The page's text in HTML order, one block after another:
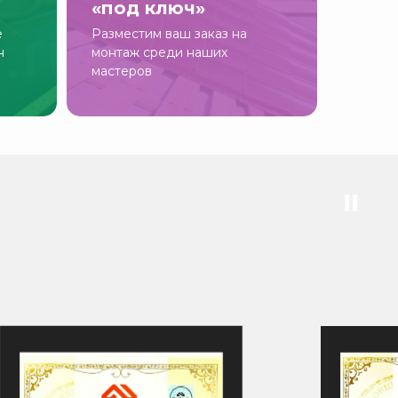
«под ключ»
Разместим ваш заказ на
монтаж среди наших
мастеров